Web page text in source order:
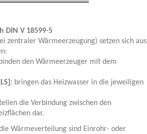
DIN V 18599-5
zentraler Wärmeerzeugung) setzen sich aus
den Wärmeerzeuger mit dem
bringen das Heizwasser in die jeweiligen
die Verbindung zwischen den
dar.
Wärmeverteilung sind Einrohr- oder